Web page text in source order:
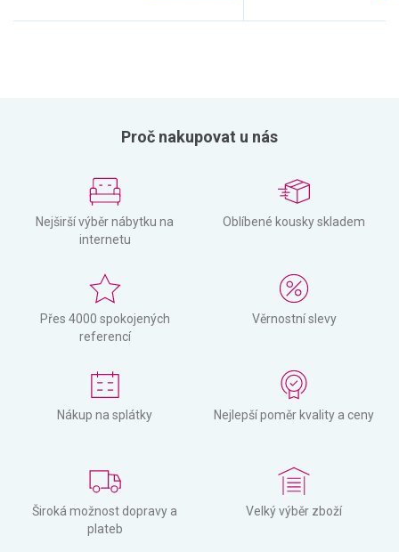
Proč nakupovat u nás
Nejširší výběr nábytku na
internetu
Oblíbené kousky skladem
Přes 4000 spokojených
referencí
Věrnostní slevy
Nákup na splátky Nejlepší poměr kvality a ceny
Široká možnost dopravy a
plateb
Velký výběr zboží